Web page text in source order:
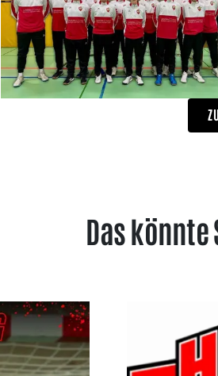
Das